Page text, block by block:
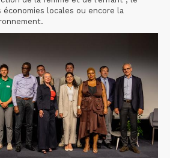
locales ou encore la